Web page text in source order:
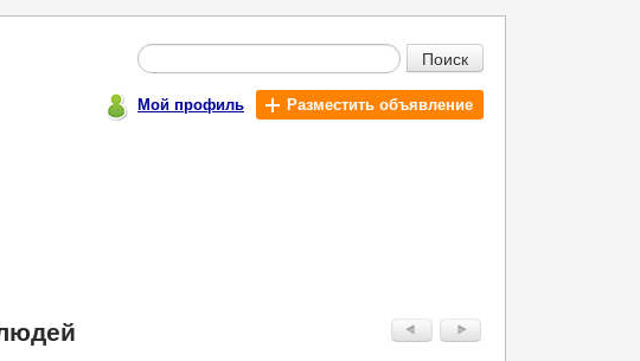
Поиск
Мой профиль Разместить объявление